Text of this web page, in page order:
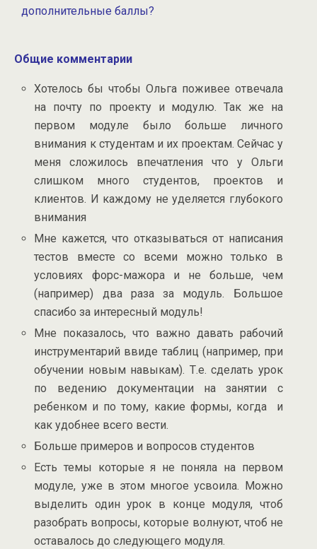
дополнительные баллы?
Общие комментарии
Хотелось бы чтобы Ольга поживее отвечала
на почту по проекту и модулю. Так же на
первом модуле было больше личного
внимания к студентам и их проектам. Сейчас у
меня сложилось впечатления что у Ольги
слишком много студентов, проектов и
клиентов. И каждому не уделяется глубокого
внимания
Мне кажется, что отказываться от написания
тестов вместе со всеми можно только в
условиях форс-мажора и не больше, чем
(например) два раза за модуль. Большое
спасибо за интересный модуль!
Мне показалось, что важно давать рабочий
инструментарий ввиде таблиц (например, при
обучении новым навыкам). Т.е. сделать урок
по ведению документации на занятии с
ребенком и по тому, какие формы, когда и
как удобнее всего вести.
Больше примеров и вопросов студентов
Есть темы которые я не поняла на первом
модуле, уже в этом многое усвоила. Можно
выделить один урок в конце модуля, чтоб
разобрать вопросы, которые волнуют, чтоб не
оставалось до следующего модуля.